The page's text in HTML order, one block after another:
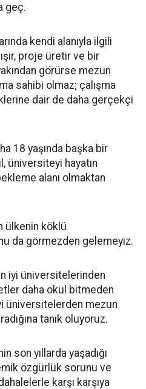
geç.
kendi alanıyla ilgili
proje üretir ve bir
görürse mezun
sahibi olmaz; çalışma
dair de daha gerçekçi
18 yaşında başka bir
üniversiteyi hayatın
alanı olmaktan
ülkenin köklü
da görmezden gelemeyiz.
iyi üniversitelerinden
daha okul bitmeden
üniversitelerden mezun
tanık oluyoruz.
son yıllarda yaşadığı
özgürlük sorunu ve
karşı karşıya